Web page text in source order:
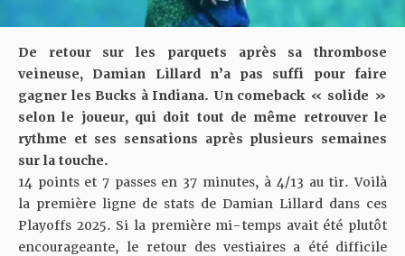
De retour sur les parquets après sa thrombose
veineuse, Damian Lillard n’a pas suffi pour faire
gagner les Bucks à Indiana. Un comeback « solide »
selon le joueur, qui doit tout de même retrouver le
rythme et ses sensations après plusieurs semaines
sur la touche.
14 points et 7 passes en 37 minutes, à 4/13 au tir. Voilà
la première ligne de stats de Damian Lillard dans ces
Playoffs 2025. Si la première mi-temps avait été plutôt
encourageante, le retour des vestiaires a été difficile